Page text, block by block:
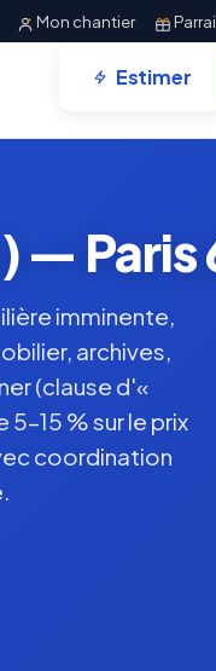
Mon chantier
Estimer
— Paris
imminente,
archives,
(clause d'«
15 % sur le prix
coordination